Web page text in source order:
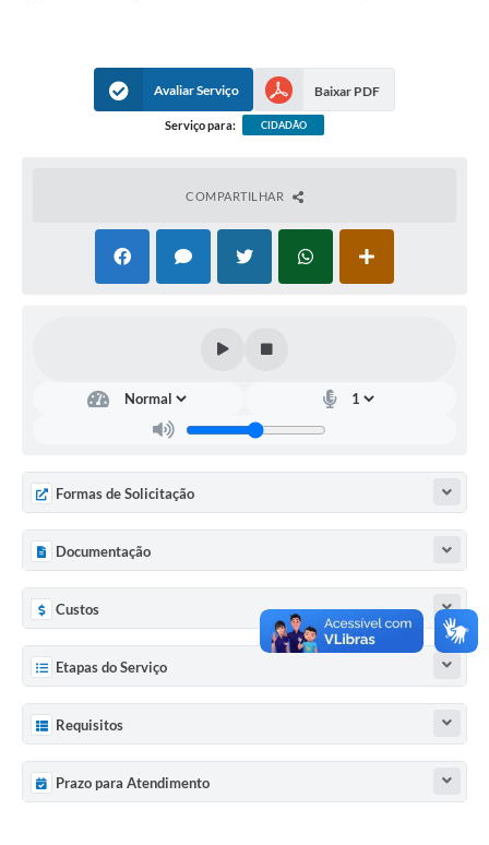
Avaliar Serviço Baixar PDF
Serviço para: CIDADÃO
COMPARTILHAR
Formas de Solicitação
Documentação
Custos
Etapas do Serviço
Requisitos
Prazo para Atendimento